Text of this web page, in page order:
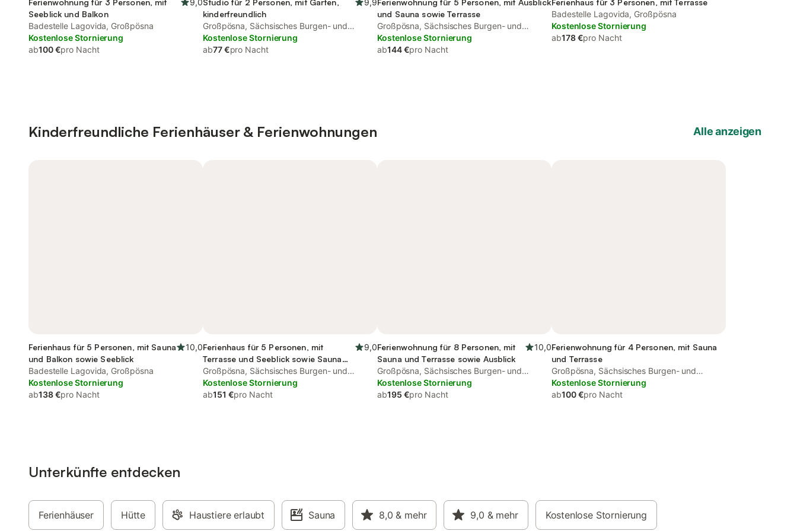
Ferienwohnung für 3 Personen, mit
Seeblick und Balkon
9,0
Badestelle Lagovida, Großpösna
Kostenlose Stornierung
ab100 €pro Nacht
Studio für 2 Personen, mit Garten,
kinderfreundlich
9,9
Großpösna, Sächsisches Burgen- und
Heideland
Kostenlose Stornierung
ab77 €pro Nacht
Ferienwohnung für 5 Personen, mit Ausblick
und Sauna sowie Terrasse
Großpösna, Sächsisches Burgen- und
Heideland
Kostenlose Stornierung
ab144 €pro Nacht
Ferienhaus für 3 Personen, mit Terrasse
Badestelle Lagovida, Großpösna
Kostenlose Stornierung
ab178 €pro Nacht
Kinderfreundliche Ferienhäuser & Ferienwohnungen Alle anzeigen
Ferienhaus für 5 Personen, mit Sauna
und Balkon sowie Seeblick
10,0
Badestelle Lagovida, Großpösna
Kostenlose Stornierung
ab138 €pro Nacht
Ferienhaus für 5 Personen, mit
Terrasse und Seeblick sowie Sauna
und Garten, mit Haustier
9,0
Großpösna, Sächsisches Burgen- und
Heideland
Kostenlose Stornierung
ab151 €pro Nacht
Ferienwohnung für 8 Personen, mit
Sauna und Terrasse sowie Ausblick
10,0
Großpösna, Sächsisches Burgen- und
Heideland
Kostenlose Stornierung
ab195 €pro Nacht
Ferienwohnung für 4 Personen, mit Sauna
und Terrasse
Großpösna, Sächsisches Burgen- und
Heideland
Kostenlose Stornierung
ab100 €pro Nacht
Unterkünfte entdecken
Ferienhäuser Hütte Haustiere erlaubt Sauna 8,0 & mehr 9,0 & mehr Kostenlose Stornierung